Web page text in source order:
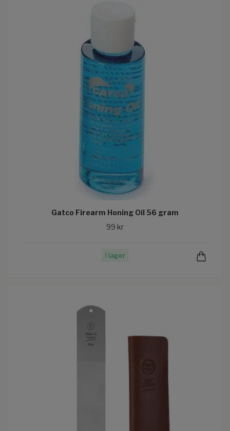
Gatco Firearm Honing Oil 56 gram
99 kr
I lager